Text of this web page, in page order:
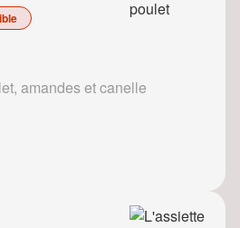
amandes et canelle